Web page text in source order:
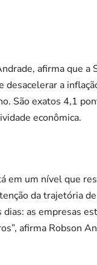
afirma que
desacelerar a
São exatos 4,1
econômica.
em um nível que
da trajetória
dias: as empresas
afirma Robson